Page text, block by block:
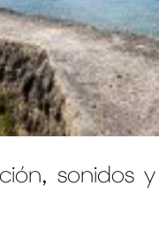
sonidos